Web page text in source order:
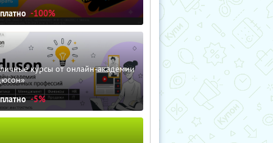
-100%
курсы от онлайн-академии
-5%